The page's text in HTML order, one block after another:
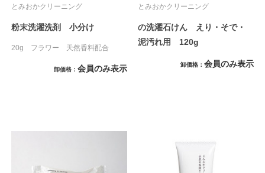
とみおかクリーニング
粉末洗濯洗剤 小分け
20g フラワー 天然香料配合
卸価格 会員のみ表示
とみおかクリーニング
の洗濯石けん えり・そで・
泥汚れ用 120g
卸価格 会員のみ表示